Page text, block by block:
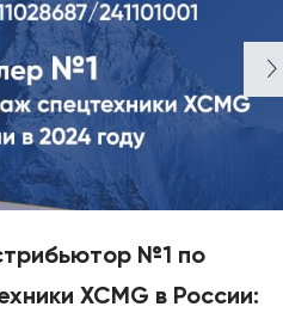
№1 по
XCMG в России: